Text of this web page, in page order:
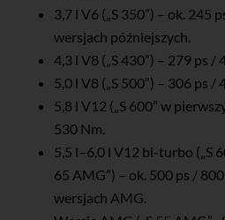
3,7 l V6 („S 350”) – ok. 245
wersjach późniejszych.
4,3 l V8 („S 430”) – 279 ps /
5,0 l V8 („S 500”) – 306 ps /
5,8 l V12 („S 600” w
530 Nm.
5,5 l–6,0 l V12 bi-turbo („S
65 AMG”) – ok. 500 ps /
wersjach AMG.